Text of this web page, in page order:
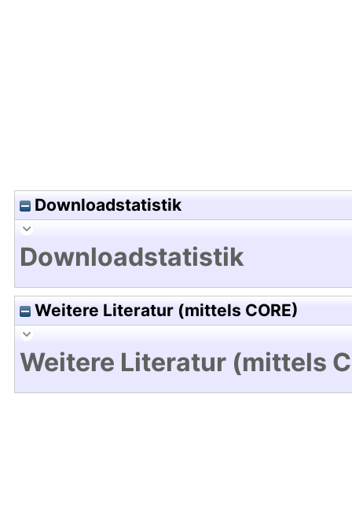
Downloadstatistik
Downloadstatistik
Weitere Literatur (mittels CORE)
Weitere Literatur (mittels